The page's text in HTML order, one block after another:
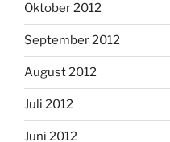
Oktober 2012
September 2012
August 2012
Juli 2012
Juni 2012